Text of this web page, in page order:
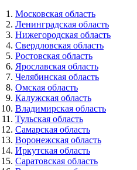
Московская область
Ленинградская область
Нижегородская область
Свердловская область
Ростовская область
Ярославская область
Челябинская область
Омская область
Калужская область
Владимирская область
Тульская область
Самарская область
Воронежская область
Иркутская область
Саратовская область